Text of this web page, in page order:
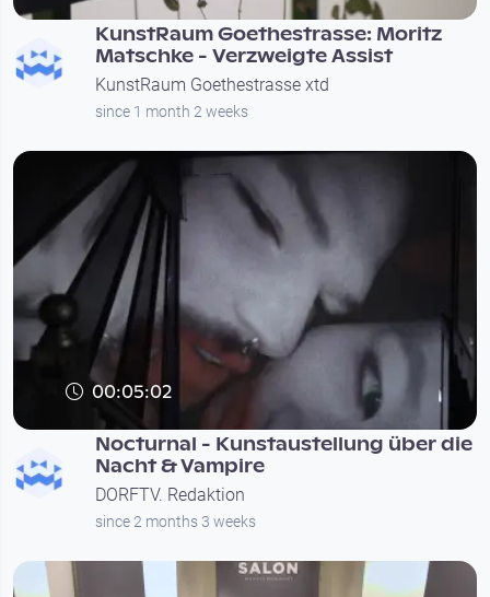
KunstRaum Goethestrasse: Moritz
Matschke - Verzweigte Assist
KunstRaum Goethestrasse xtd
since 1 month 2 weeks
00:05:02
Nocturnal - Kunstaustellung über die
Nacht & Vampire
DORFTV. Redaktion
since 2 months 3 weeks